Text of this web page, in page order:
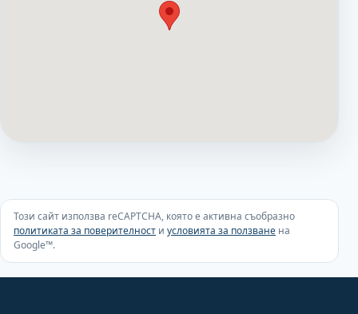
Този сайт използва reCAPTCHA, която е активна съобразно
политиката за поверителност и условията за ползване на
Google™.